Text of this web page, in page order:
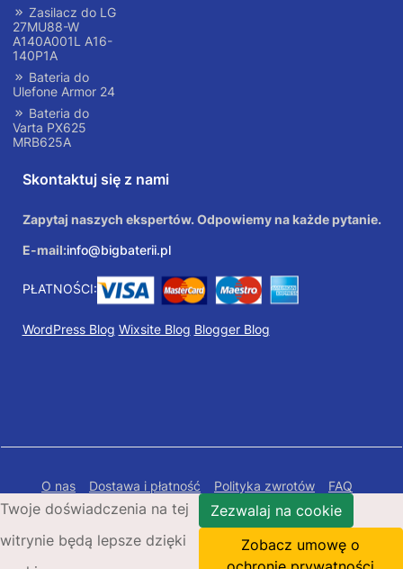
Zasilacz do LG
27MU88-W
A140A001L A16-
140P1A
Bateria do
Ulefone Armor 24
Bateria do
Varta PX625
MRB625A
Skontaktuj się z nami
Zapytaj naszych ekspertów. Odpowiemy na każde pytanie.
E-mail:info@bigbaterii.pl
PŁATNOŚCI:
WordPress Blog Wixsite Blog Blogger Blog
O nas Dostawa i płatność Polityka zwrotów
FAQ
Polityka prywatności
Mapa Strony
Copyright © 2026 Bigbaterii.pl. Wszelkie prawa
zastrzeżone.
Twoje doświadczenia na tej
witrynie będą lepsze dzięki
Zezwalaj na cookie
Zobacz umowę o